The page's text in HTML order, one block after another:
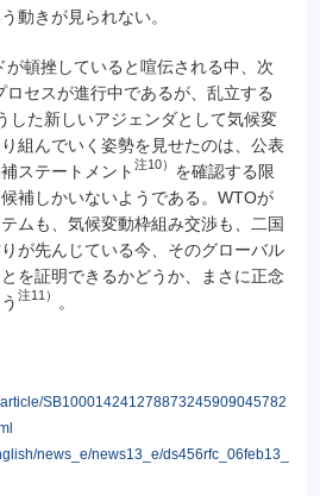
動きが見られない。
頓挫していると喧伝される中、次
セスが進行中であるが、乱立する
した新しいアジェンダとして気候変
組んでいく姿勢を見せたのは、公表
ステートメント 注10）
を確認する限
補しかいないようである。WTOが
ムも、気候変動枠組み交渉も、二国
が先んじている今、そのグローバル
を証明できるかどうか、まさに正念
注11） 。
SB100014241278873245909045782
news_e/news13_e/ds456rfc_06feb13_